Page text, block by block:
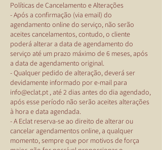
Políticas de Cancelamento e Alterações
- Após a confirmação (via email) do
agendamento online do serviço, não serão
aceites cancelamentos, contudo, o cliente
poderá alterar a data de agendamento do
serviço até um prazo máximo de 6 meses, após
a data de agendamento original.
- Qualquer pedido de alteração, deverá ser
devidamente informado por e-mail para
info@eclat.pt , até 2 dias antes do dia agendado,
após esse período não serão aceites alterações
à hora e data agendada.
- A Eclat reserva-se ao direito de alterar ou
cancelar agendamentos online, a qualquer
momento, sempre que por motivos de força